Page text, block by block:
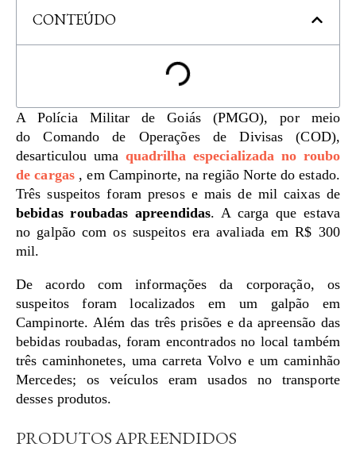
CONTEÚDO
A Polícia Militar de Goiás (PMGO), por meio
do Comando de Operações de Divisas (COD),
desarticulou uma quadrilha especializada no roubo
decargas, em Campinorte, na região Norte do estado.
Três suspeitos foram presos e mais de mil caixas de
bebidas roubadas apreendidas. A carga que estava
no galpão com os suspeitos era avaliada em R$ 300
mil.
De acordo com informações da corporação, os
suspeitos foram localizados em um galpão em
Campinorte. Além das três prisões e da apreensão das
bebidas roubadas, foram encontrados no local também
três caminhonetes, uma carreta Volvo e um caminhão
Mercedes; os veículos eram usados no transporte
desses produtos.
PRODUTOS APREENDIDOS